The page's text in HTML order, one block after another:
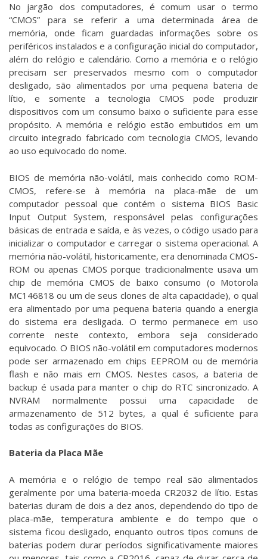
No jargão dos computadores, é comum usar o termo
“CMOS” para se referir a uma determinada área de
memória, onde ficam guardadas informações sobre os
periféricos instalados e a configuração inicial do computador,
além do relógio e calendário. Como a memória e o relógio
precisam ser preservados mesmo com o computador
desligado, são alimentados por uma pequena bateria de
lítio, e somente a tecnologia CMOS pode produzir
dispositivos com um consumo baixo o suficiente para esse
propósito. A memória e relógio estão embutidos em um
circuito integrado fabricado com tecnologia CMOS, levando
ao uso equivocado do nome.
BIOS de memória não-volátil, mais conhecido como ROM-
CMOS, refere-se à memória na placa-mãe de um
computador pessoal que contém o sistema BIOS Basic
Input Output System, responsável pelas configurações
básicas de entrada e saída, e às vezes, o código usado para
inicializar o computador e carregar o sistema operacional. A
memória não-volátil, historicamente, era denominada CMOS-
ROM ou apenas CMOS porque tradicionalmente usava um
chip de memória CMOS de baixo consumo (o Motorola
MC146818 ou um de seus clones de alta capacidade), o qual
era alimentado por uma pequena bateria quando a energia
do sistema era desligada. O termo permanece em uso
corrente neste contexto, embora seja considerado
equivocado. O BIOS não-volátil em computadores modernos
pode ser armazenado em chips EEPROM ou de memória
flash e não mais em CMOS. Nestes casos, a bateria de
backup é usada para manter o chip do RTC sincronizado. A
NVRAM normalmente possui uma capacidade de
armazenamento de 512 bytes, a qual é suficiente para
todas as configurações do BIOS.
Bateria da Placa Mãe
A memória e o relógio de tempo real são alimentados
geralmente por uma bateria-moeda CR2032 de lítio. Estas
baterias duram de dois a dez anos, dependendo do tipo de
placa-mãe, temperatura ambiente e do tempo que o
sistema ficou desligado, enquanto outros tipos comuns de
baterias podem durar períodos significativamente maiores